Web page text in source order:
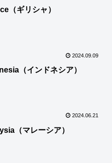
（ギリシャ）
2024.09.09
（インドネシア）
2024.06.21
（マレーシア）